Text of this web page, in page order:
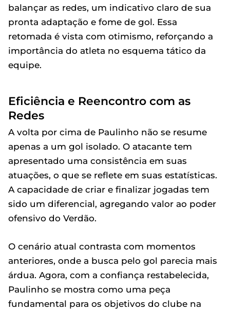
balançar as redes, um indicativo claro de sua
pronta adaptação e fome de gol. Essa
retomada é vista com otimismo, reforçando a
importância do atleta no esquema tático da
equipe.
Eficiência e Reencontro com as
Redes
A volta por cima de Paulinho não se resume
apenas a um gol isolado. O atacante tem
apresentado uma consistência em suas
atuações, o que se reflete em suas estatísticas.
A capacidade de criar e finalizar jogadas tem
sido um diferencial, agregando valor ao poder
ofensivo do Verdão.
O cenário atual contrasta com momentos
anteriores, onde a busca pelo gol parecia mais
árdua. Agora, com a confiança restabelecida,
Paulinho se mostra como uma peça
fundamental para os objetivos do clube na